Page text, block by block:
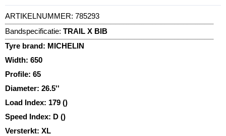
ARTIKELNUMMER: 785293
Bandspecificatie: TRAIL X BIB
Tyre brand: MICHELIN
Width: 650
Profile: 65
Diameter: 26.5''
Load Index: 179 ()
Speed Index: D ()
Versterkt: XL